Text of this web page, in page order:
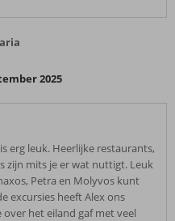
2025
erg leuk. Heerlijke restaurants,
zijn mits je er wat nuttigt. Leuk
Petra en Molyvos kunt
excursies heeft Alex ons
het eiland gaf met veel